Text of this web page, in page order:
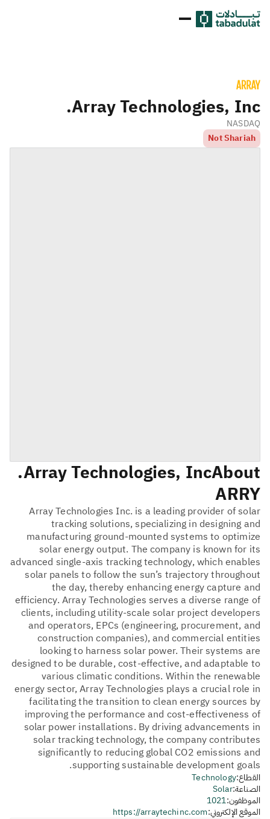
Array Technologies, Inc.
NASDAQ
Not Shariah
About
Array Technologies, Inc.
ARRY
Array Technologies Inc. is a leading provider of solar
tracking solutions, specializing in designing and
manufacturing ground-mounted systems to optimize
solar energy output. The company is known for its
advanced single-axis tracking technology, which enables
solar panels to follow the sun’s trajectory throughout
the day, thereby enhancing energy capture and
efficiency. Array Technologies serves a diverse range of
clients, including utility-scale solar project developers
and operators, EPCs (engineering, procurement, and
construction companies), and commercial entities
looking to harness solar power. Their systems are
designed to be durable, cost-effective, and adaptable to
various climatic conditions. Within the renewable
energy sector, Array Technologies plays a crucial role in
facilitating the transition to clean energy sources by
improving the performance and cost-effectiveness of
solar power installations. By driving advancements in
solar tracking technology, the company contributes
significantly to reducing global CO2 emissions and
supporting sustainable development goals.
القطاع:Technology
الصناعة:Solar
الموظفون:1021
الموقع الإلكتروني:https://arraytechinc.com